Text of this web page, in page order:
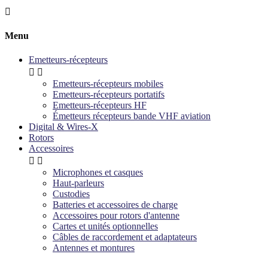

Menu
Emetteurs-récepteurs
 
Emetteurs-récepteurs mobiles
Emetteurs-récepteurs portatifs
Emetteurs-récepteurs HF
Émetteurs récepteurs bande VHF aviation
Digital & Wires-X
Rotors
Accessoires
 
Microphones et casques
Haut-parleurs
Custodies
Batteries et accessoires de charge
Accessoires pour rotors d'antenne
Cartes et unités optionnelles
Câbles de raccordement et adaptateurs
Antennes et montures